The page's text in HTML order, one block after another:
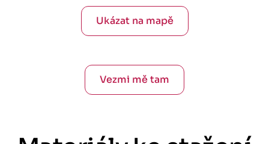
Ukázat na mapě
Vezmi mě tam